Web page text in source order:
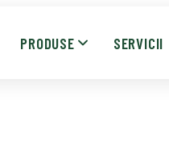
PRODUSE SERVICII